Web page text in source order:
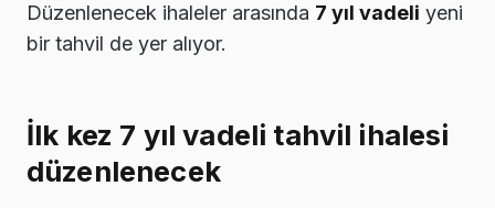
Düzenlenecek ihaleler arasında 7 yıl vadeli yeni
bir tahvil de yer alıyor.
İlk kez 7 yıl vadeli tahvil ihalesi
düzenlenecek